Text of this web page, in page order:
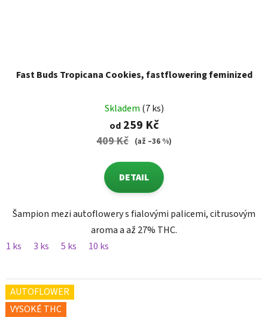
Fast Buds Tropicana Cookies, fastflowering feminized
Skladem (7 ks)
od259 Kč
409 Kč (až –36 %)
DETAIL
Šampion mezi autoflowery s fialovými palicemi, citrusovým
aroma a až 27% THC.
1 ks
3 ks 5 ks 10 ks
AUTOFLOWER
VYSOKÉ THC